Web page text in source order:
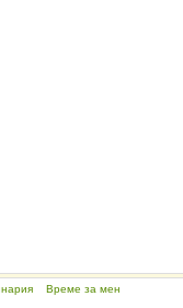
Време за мен